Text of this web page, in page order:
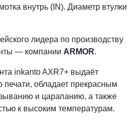
внутрь (IN). Диаметр втулки
лидера по производству
— компании ARMOR.
inkanto AXR7+ выдаёт
печати, обладает прекрасным
и царапанию, а также
к высоким температурам.